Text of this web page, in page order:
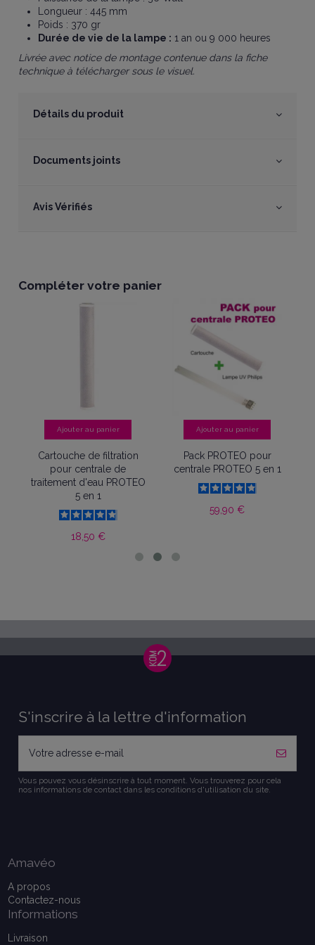
Longueur : 445 mm
Poids : 370 gr
Durée de vie de la lampe : 1 an ou 9 000 heures
Livrée avec notice de montage contenue dans la fiche
technique à télécharger sous le visuel.
Détails du produit
Documents joints
Avis Vérifiés
Compléter votre panier
Ajouter au panier
Cartouche de filtration
pour centrale de
traitement d'eau PROTEO
5 en 1
18,50 €
Ajouter au panier
Pack PROTEO pour
centrale PROTEO 5 en 1
59,90 €
S'inscrire à la lettre d'information
Vous pouvez vous désinscrire à tout moment. Vous trouverez pour cela
nos informations de contact dans les conditions d'utilisation du site.
Amavéo
A propos
Contactez-nous
Informations
Livraison